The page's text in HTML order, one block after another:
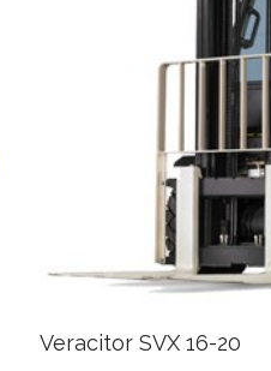
Veracitor SVX 16-20